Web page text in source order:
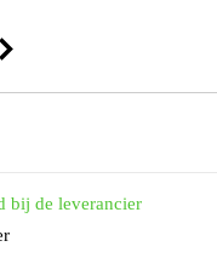
bij de leverancier